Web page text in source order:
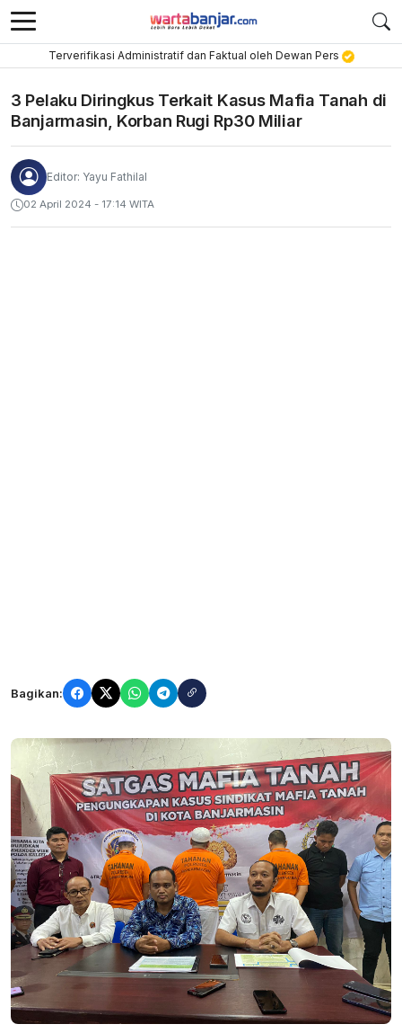
Terverifikasi Administratif dan Faktual oleh Dewan Pers
3 Pelaku Diringkus Terkait Kasus Mafia Tanah di
Banjarmasin, Korban Rugi Rp30 Miliar
Editor: Yayu Fathilal
02 April 2024 - 17:14 WITA
Bagikan: